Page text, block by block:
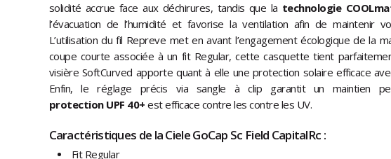
solidité accrue face aux déchirures, tandis que la technologie
l’évacuation de l’humidité et favorise la ventilation afin de maintenir
L’utilisation du fil Repreve met en avant l’engagement écologique de la
coupe courte associée à un fit Regular, cette casquette tient
visière SoftCurved apporte quant à elle une protection solaire efficace
Enfin, le réglage précis via sangle à clip garantit un maintien
protection UPF 40+ est efficace contre les contre les UV.
Caractéristiques de la Ciele GoCap Sc Field CapitalRc :
Fit Regular